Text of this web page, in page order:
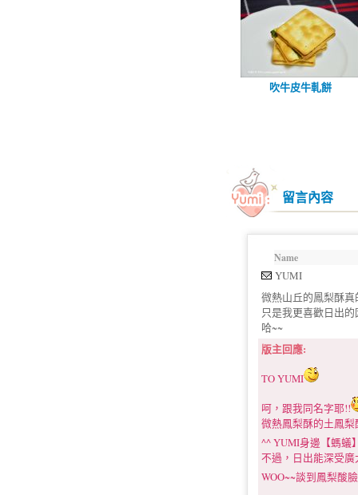
吹牛皮牛軋餅
留言內容
Name
YUMI
微熱山丘的鳳梨酥
只是我更喜歡日出
哈~~
版主回應:
TO YUMI
呵，跟我同名字耶!!
微熱鳳梨酥的土鳳
^^ YUMI身邊【螞蟻
不過，日出能深受
WOO~~談到鳳梨酸